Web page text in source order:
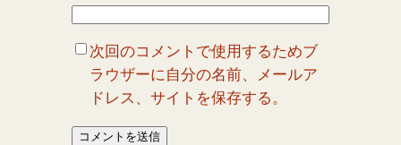
次回のコメントで使用するためブ
ラウザーに自分の名前、メールア
ドレス、サイトを保存する。